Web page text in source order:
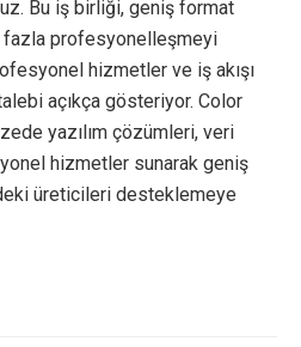
Bu iş birliği, geniş format
fazla profesyonelleşmeyi
hizmetler ve iş akışı
açıkça gösteriyor. Color
yazılım çözümleri, veri
hizmetler sunarak geniş
üreticileri desteklemeye